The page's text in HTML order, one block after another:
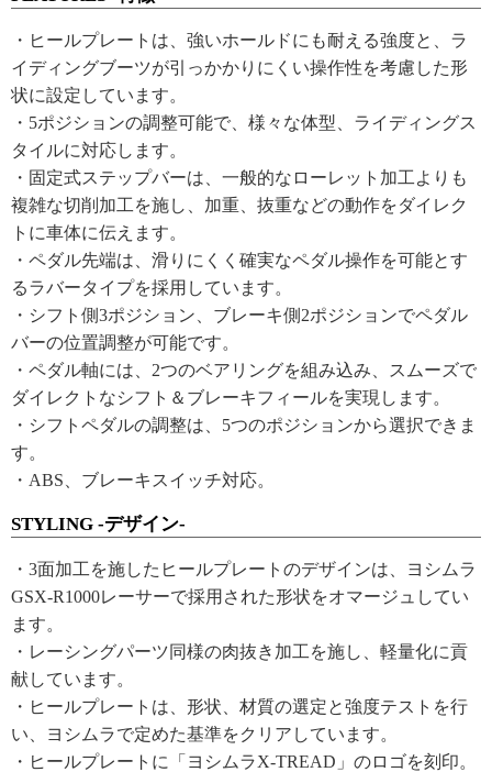
・ヒールプレートは、強いホールドにも耐える強度と、ラ
イディングブーツが引っかかりにくい操作性を考慮した形
状に設定しています。
・5ポジションの調整可能で、様々な体型、ライディングス
タイルに対応します。
・固定式ステップバーは、一般的なローレット加工よりも
複雑な切削加工を施し、加重、抜重などの動作をダイレク
トに車体に伝えます。
・ペダル先端は、滑りにくく確実なペダル操作を可能とす
るラバータイプを採用しています。
・シフト側3ポジション、ブレーキ側2ポジションでペダル
バーの位置調整が可能です。
・ペダル軸には、2つのベアリングを組み込み、スムーズで
ダイレクトなシフト＆ブレーキフィールを実現します。
・シフトペダルの調整は、5つのポジションから選択できま
す。
・ABS、ブレーキスイッチ対応。
STYLING -デザイン-
・3面加工を施したヒールプレートのデザインは、ヨシムラ
GSX-R1000レーサーで採用された形状をオマージュしてい
ます。
・レーシングパーツ同様の肉抜き加工を施し、軽量化に貢
献しています。
・ヒールプレートは、形状、材質の選定と強度テストを行
い、ヨシムラで定めた基準をクリアしています。
・ヒールプレートに「ヨシムラX-TREAD」のロゴを刻印。